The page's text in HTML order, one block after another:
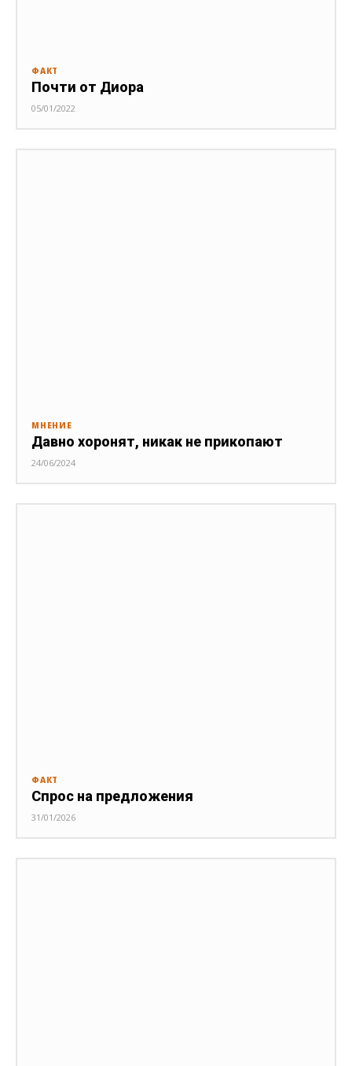
ФАКТ
Почти от Диора
05/01/2022
МНЕНИЕ
Давно хоронят, никак не прикопают
24/06/2024
ФАКТ
Спрос на предложения
31/01/2026